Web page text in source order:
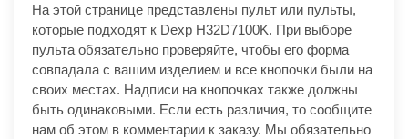
На этой странице представлены пульт или пульты,
которые подходят к Dexp H32D7100K. При выборе
пульта обязательно проверяйте, чтобы его форма
совпадала с вашим изделием и все кнопочки были на
своих местах. Надписи на кнопочках также должны
быть одинаковыми. Если есть различия, то сообщите
нам об этом в комментарии к заказу. Мы обязательно